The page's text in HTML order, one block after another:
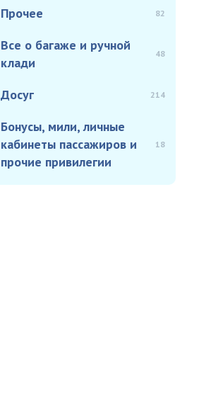
Прочее 82
Все о багаже и ручной
клади
48
Досуг 214
Бонусы, мили, личные
кабинеты пассажиров и
прочие привилегии
18